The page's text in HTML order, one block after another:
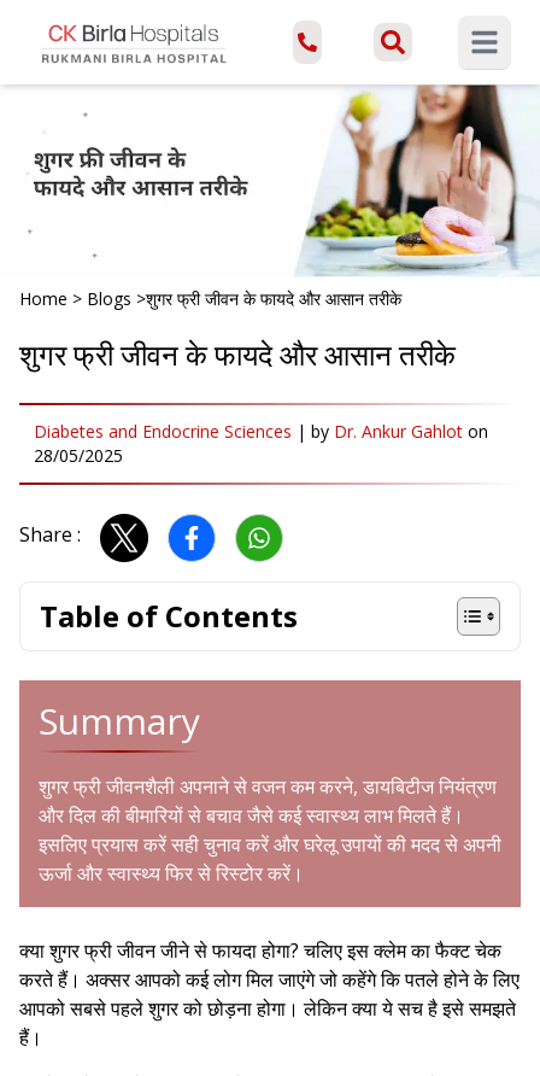
Open
Home > Blogs >शुगर फ्री जीवन के फायदे और आसान तरीके
शुगर फ्री जीवन के फायदे और आसान तरीके
Diabetes and Endocrine Sciences | by Dr. Ankur Gahlot on
28/05/2025
Share :
Table of Contents
Summary
शुगर फ्री जीवनशैली अपनाने से वजन कम करने, डायबिटीज नियंत्रण
और दिल की बीमारियों से बचाव जैसे कई स्वास्थ्य लाभ मिलते हैं।
इसलिए प्रयास करें सही चुनाव करें और घरेलू उपायों की मदद से अपनी
ऊर्जा और स्वास्थ्य फिर से रिस्टोर करें।
क्या शुगर फ्री जीवन जीने से फायदा होगा? चलिए इस क्लेम का फैक्ट चेक
करते हैं। अक्सर आपको कई लोग मिल जाएंगे जो कहेंगे कि पतले होने के लिए
आपको सबसे पहले शुगर को छोड़ना होगा। लेकिन क्या ये सच है इसे समझते
हैं।